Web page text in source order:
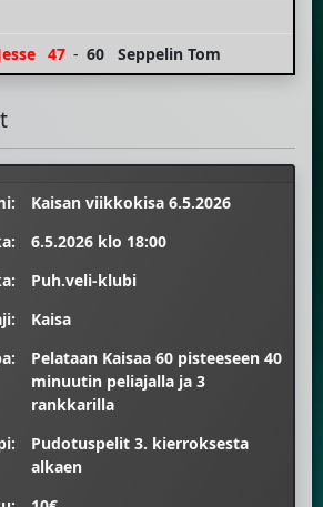
47 - 60 Seppelin Tom
Kaisan viikkokisa 6.5.2026
6.5.2026 klo 18:00
Puh.veli-klubi
Kaisa
Pelataan Kaisaa 60 pisteeseen 40
minuutin peliajalla ja 3
rankkarilla
Pudotuspelit 3. kierroksesta
alkaen